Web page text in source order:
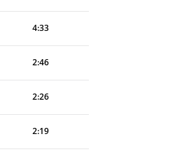
4:33
2:46
2:26
2:19